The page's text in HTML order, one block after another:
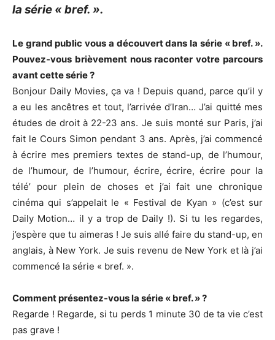
la série « bref. ».
Le grand public vous a découvert dans la série « bref. ».
Pouvez-vous brièvement nous raconter votre parcours
avant cette série ?
Bonjour Daily Movies, ça va ! Depuis quand, parce qu’il y
a eu les ancêtres et tout, l’arrivée d’Iran… J’ai quitté mes
études de droit à 22-23 ans. Je suis monté sur Paris, j’ai
fait le Cours Simon pendant 3 ans. Après, j’ai commencé
à écrire mes premiers textes de stand-up, de l’humour,
de l’humour, de l’humour, écrire, écrire, écrire pour la
télé’ pour plein de choses et j’ai fait une chronique
cinéma qui s’appelait le « Festival de Kyan » (c’est sur
Daily Motion… il y a trop de Daily !). Si tu les regardes,
j’espère que tu aimeras ! Je suis allé faire du stand-up, en
anglais, à New York. Je suis revenu de New York et là j’ai
commencé la série « bref. ».
Comment présentez-vous la série « bref. » ?
Regarde ! Regarde, si tu perds 1 minute 30 de ta vie c’est
pas grave !